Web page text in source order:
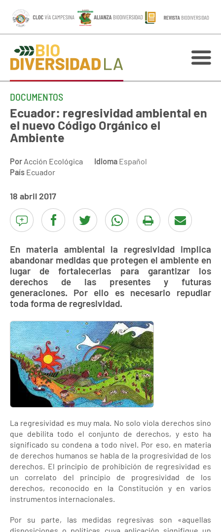
DOCUMENTOS
Ecuador: regresividad ambiental en
el nuevo Código Orgánico el
Ambiente
Por Acción Ecológica Idioma Español
País Ecuador
18 abril 2017
En materia ambiental la regresividad implica
abandonar medidas que protegen el ambiente en
lugar de fortalecerlas para garantizar los
derechos de las presentes y futuras
generaciones. Por ello es necesario repudiar
toda forma de regresividad.
La regresividad es muy mala. No solo viola derechos sino
que debilita todo el conjunto de derechos, y esto ha
significado su condena a todo nivel. Por eso, en materia
de derechos humanos se habla de la progresividad de los
derechos. El principio de prohibición de regresividad es
un correlato del principio de progresividad de los
derechos, reconocido en la Constitución y en varios
instrumentos internacionales.
Por su parte, las medidas regresivas son «aquellas